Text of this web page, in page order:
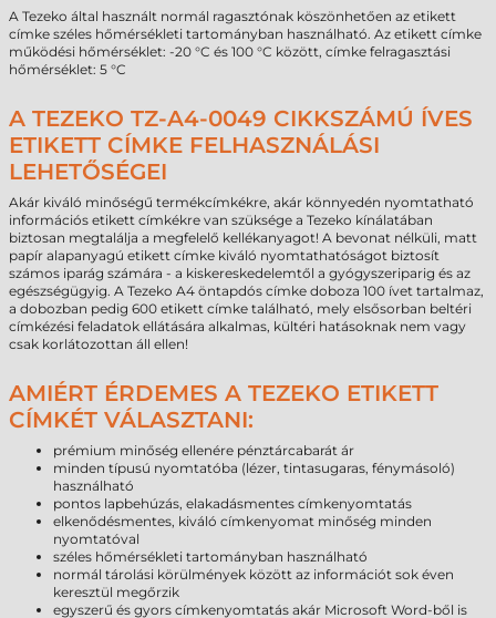
A Tezeko által használt normál ragasztónak köszönhetően az etikett
címke széles hőmérsékleti tartományban használható. Az etikett címke
működési hőmérséklet: -20 °C és 100 °C között, címke felragasztási
hőmérséklet: 5 °C
A TEZEKO TZ-A4-0049 CIKKSZÁMÚ ÍVES
ETIKETT CÍMKE FELHASZNÁLÁSI
LEHETŐSÉGEI
Akár kiváló minőségű termékcímkékre, akár könnyedén nyomtatható
információs etikett címkékre van szüksége a Tezeko kínálatában
biztosan megtalálja a megfelelő kellékanyagot! A bevonat nélküli, matt
papír alapanyagú etikett címke kiváló nyomtathatóságot biztosít
számos iparág számára - a kiskereskedelemtől a gyógyszeriparig és az
egészségügyig. A Tezeko A4 öntapdós címke doboza 100 ívet tartalmaz,
a dobozban pedig 600 etikett címke található, mely elsősorban beltéri
címkézési feladatok ellátására alkalmas, kültéri hatásoknak nem vagy
csak korlátozottan áll ellen!
AMIÉRT ÉRDEMES A TEZEKO ETIKETT
CÍMKÉT VÁLASZTANI:
prémium minőség ellenére pénztárcabarát ár
minden típusú nyomtatóba (lézer, tintasugaras, fénymásoló)
használható
pontos lapbehúzás, elakadásmentes címkenyomtatás
elkenődésmentes, kiváló címkenyomat minőség minden
nyomtatóval
széles hőmérsékleti tartományban használható
normál tárolási körülmények között az információt sok éven
keresztül megőrzik
egyszerű és gyors címkenyomtatás akár Microsoft Word-ből is